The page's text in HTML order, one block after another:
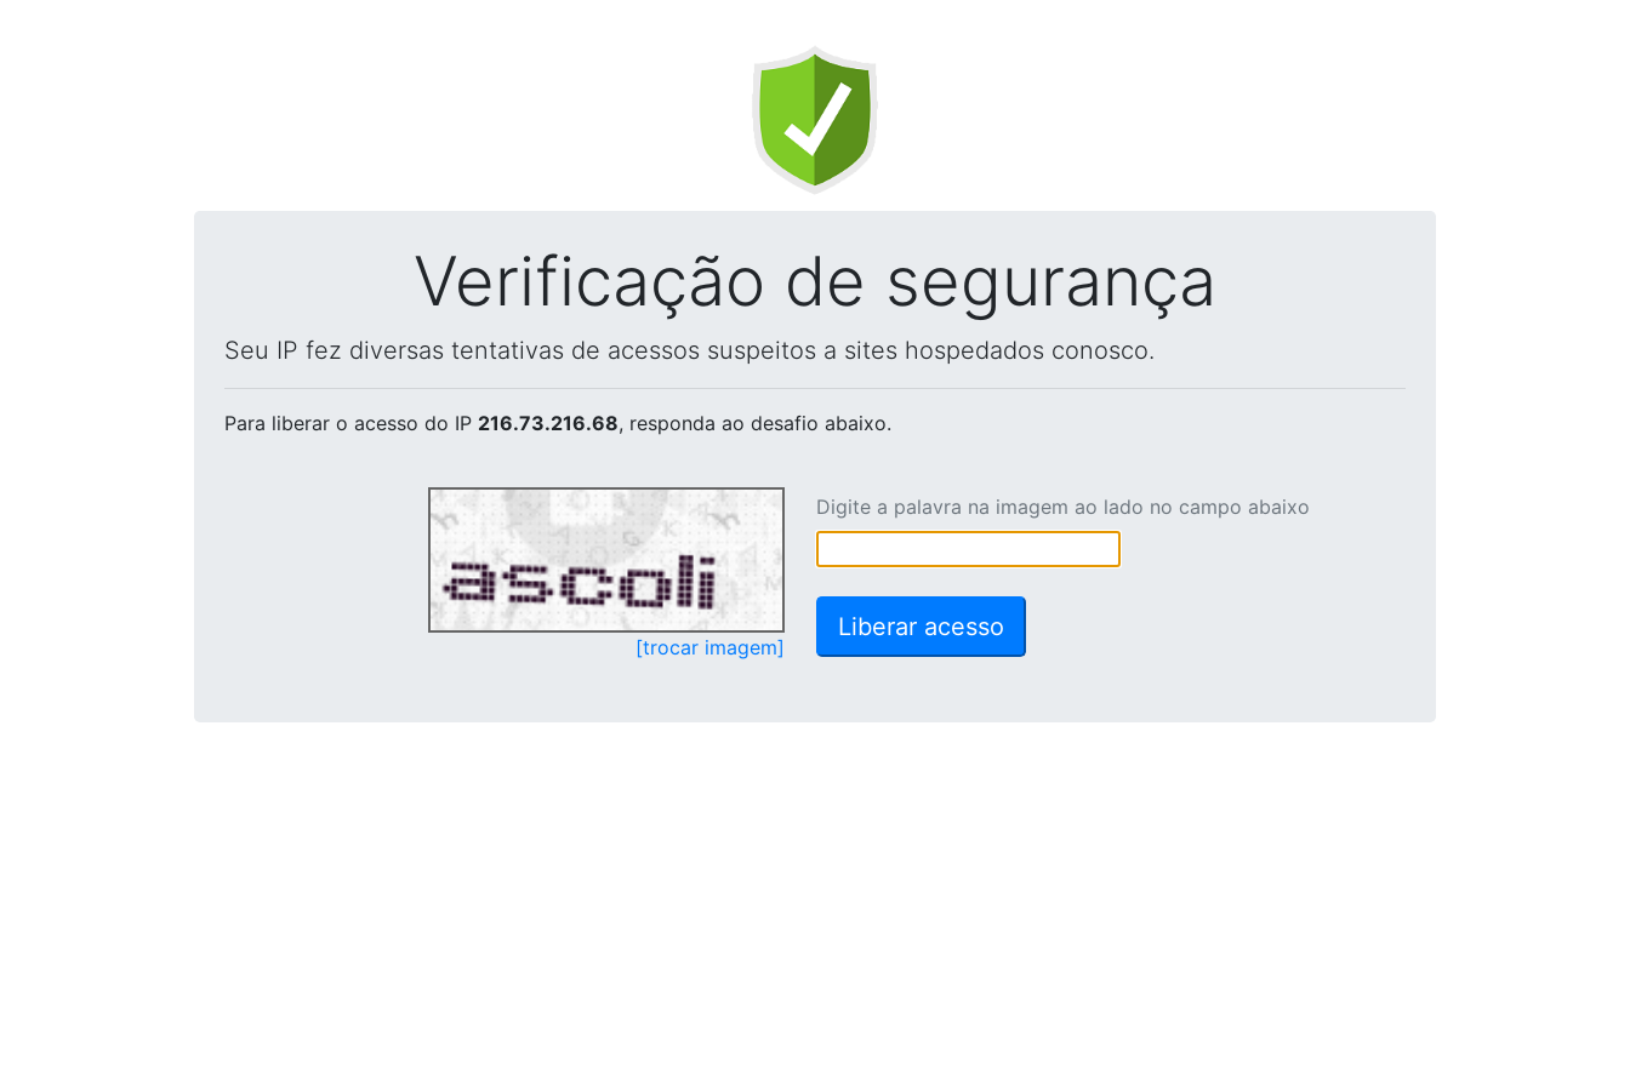
Verificação de segurança
Seu IP fez diversas tentativas de acessos suspeitos a sites hospedados conosco.
Para liberar o acesso do IP 216.73.216.68, responda ao desafio abaixo.
[trocar imagem]
Digite a palavra na imagem ao lado no campo abaixo